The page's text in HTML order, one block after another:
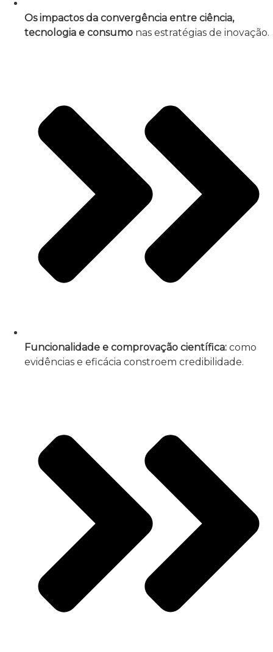
Os impactos da convergência entre ciência,
tecnologia e consumo nas estratégias de inovação.
Funcionalidade e comprovação científica: como
evidências e eficácia constroem credibilidade.